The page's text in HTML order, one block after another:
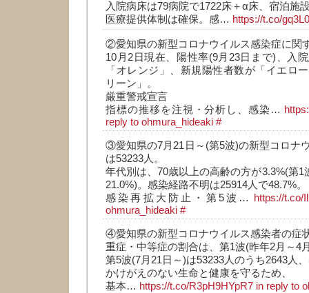
入院病床は79病院で1722床＋α床、宿泊施
医療提供体制は確保。感… https://t.co/
②愛知県の新型コロナウイルス感染症に関
10月2日現在、陽性率(9月23日まで)、入
「オレンジ」、新規陽性者数が「イエロ
リーン」。
厳重警戒宣言
指標の推移を注視・分析し、感染…
reply to ohmura_hideaki #
③愛知県の7月21日～(第5波)の新型コロナ
は53233人。
年代別は、70歳以上の高齢の方が3.3%(第1
21.0%)。感染経路不明は25914人で48.7%。
感染再拡大防止・第5波… https://t.co/
ohmura_hideaki #
④愛知県の新型コロナウイルス感染者の症
重症・中等症の割合は、第1波(昨年2月～4
第5波(7月21日～)は53233人のうち2643人
かけがえのない生命と健康を守るため、
基本… https://t.co/R3pH9HYpR7 in reply to